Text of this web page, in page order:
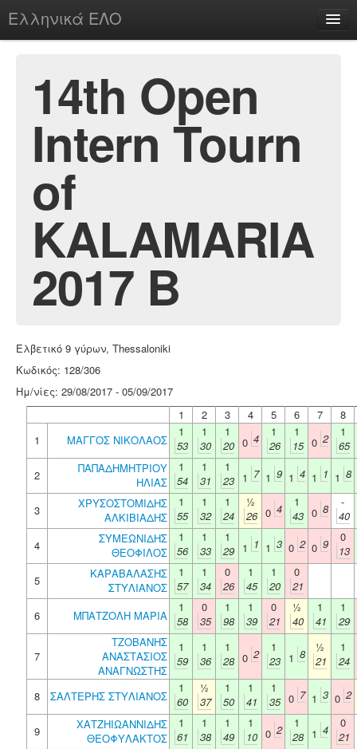
Ελληνικά ΕΛΟ
chesstu.be @ discord
Login
14th Open
Intern Tourn
of
KALAMARIA
2017 B
Ελβετικό 9 γύρων, Thessaloniki
Κωδικός: 128/306
Ημ/νίες: 29/08/2017 - 05/09/2017
1
2 3 4 5 6 7
8
1
ΜΑΓΓΟΣ ΝΙΚΟΛΑΟΣ
1
53
1
30
1
20 0 4
1
26
1
15 0 2
1
65
2
ΠΑΠΑΔΗΜΗΤΡΙΟΥ
ΗΛΙΑΣ
1
54
1
31
1
23
1 7 1 9 1 4 1 1 1 8
3
ΧΡΥΣΟΣΤΟΜΙΔΗΣ
ΑΛΚΙΒΙΑΔΗΣ
1
55
1
32
1
24
½
26 0 4
1
43 0 8
-
40
4
ΣΥΜΕΩΝΙΔΗΣ
ΘΕΟΦΙΛΟΣ
1
56
1
33
1
29
1 1 1 3 0 2 0 9
0
13
5
ΚΑΡΑΒΑΛΑΣΗΣ
ΣΤΥΛΙΑΝΟΣ
1
57
1
34
0
26
1
45
1
20
0
21
6
ΜΠΑΤΖΟΛΗ ΜΑΡΙΑ
1
58
0
35
1
98
1
39
0
21
½
40
1
41
1
29
7
ΤΖΟΒΑΝΗΣ
ΑΝΑΣΤΑΣΙΟΣ
ΑΝΑΓΝΩΣΤΗΣ
1
59
1
36
1
28 0 2
1
23
1 8
½
21
1
24
8 ΣΑΛΤΕΡΗΣ ΣΤΥΛΙΑΝΟΣ
1
60
½
37
1
50
1
41
1
35 0 7 1 3 0 2
9
ΧΑΤΖΗΙΩΑΝΝΙΔΗΣ
ΘΕΟΦΥΛΑΚΤΟΣ
1
61
1
38
1
49
1
10 0 2
1
28
1 4
0
21